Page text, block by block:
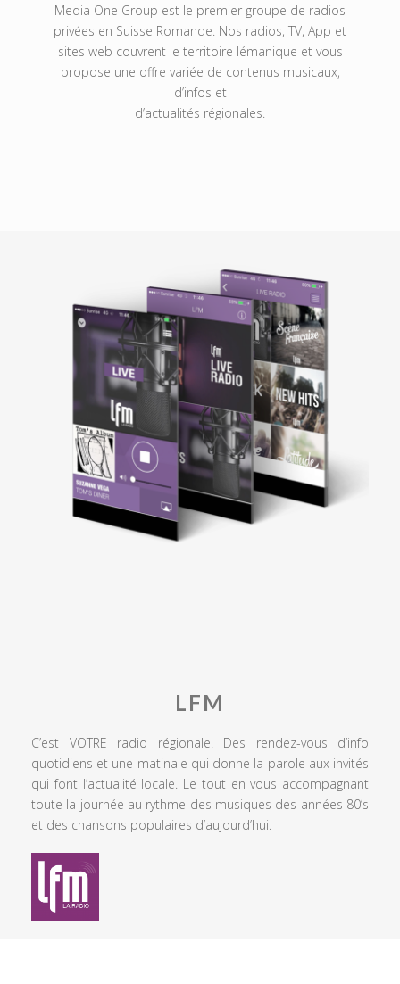
Media One Group est le premier groupe de radios
privées en Suisse Romande. Nos radios, TV, App et
sites web couvrent le territoire lémanique et vous
propose une offre variée de contenus musicaux,
d’infos et
d’actualités régionales.
LFM
C’est VOTRE radio régionale. Des rendez-vous d’info
quotidiens et une matinale qui donne la parole aux invités
qui font l’actualité locale. Le tout en vous accompagnant
toute la journée au rythme des musiques des années 80’s
et des chansons populaires d’aujourd’hui.